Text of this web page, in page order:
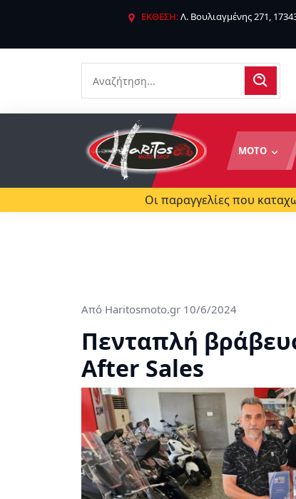
ΕΚΘΕΣΗ:Λ. Βουλιαγμένης 271,
ΜΟΤΟ
Οι παραγγελίες που
Από Haritosmoto.gr 10/6/2024
Πενταπλή
After Sales